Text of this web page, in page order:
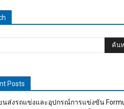
Posts
นส่งรถแข่งและอุปกรณ์การแข่งขัน